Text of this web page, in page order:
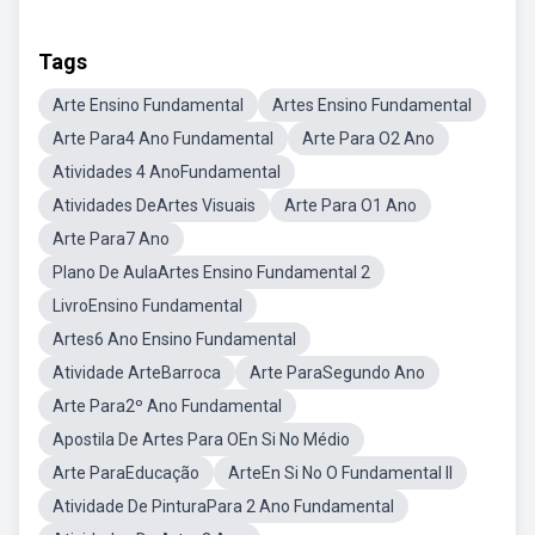
Tags
Arte Ensino Fundamental
Artes Ensino Fundamental
Arte Para4 Ano Fundamental
Arte Para O2 Ano
Atividades 4 AnoFundamental
Atividades DeArtes Visuais
Arte Para O1 Ano
Arte Para7 Ano
Plano De AulaArtes Ensino Fundamental 2
LivroEnsino Fundamental
Artes6 Ano Ensino Fundamental
Atividade ArteBarroca
Arte ParaSegundo Ano
Arte Para2º Ano Fundamental
Apostila De Artes Para OEn Si No Médio
Arte ParaEducação
ArteEn Si No O Fundamental II
Atividade De PinturaPara 2 Ano Fundamental